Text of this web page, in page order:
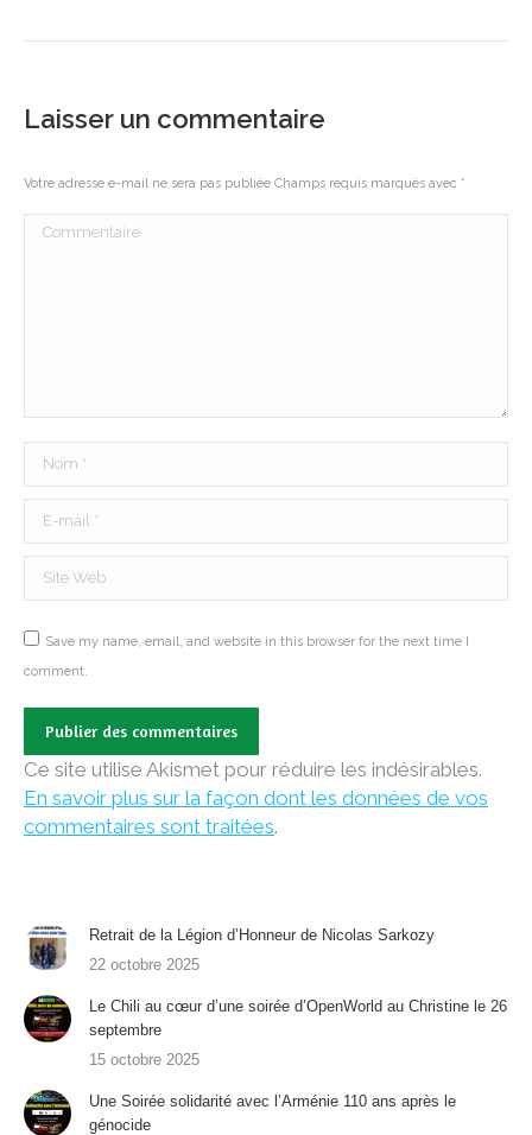
Laisser un commentaire
Votre adresse e-mail ne sera pas publiée Champs requis marqués avec *
Commentaire
Nom *
E-mail *
Site Web
Save my name, email, and website in this browser for the next time I
comment.
Publier des commentaires
Ce site utilise Akismet pour réduire les indésirables.
En savoir plus sur la façon dont les données de vos
commentaires sont traitées.
Retrait de la Légion d’Honneur de Nicolas Sarkozy
22 octobre 2025
Le Chili au cœur d’une soirée d’OpenWorld au Christine le 26
septembre
15 octobre 2025
Une Soirée solidarité avec l’Arménie 110 ans après le
génocide